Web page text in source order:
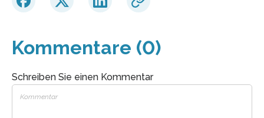
Kommentare (0)
Schreiben Sie einen Kommentar